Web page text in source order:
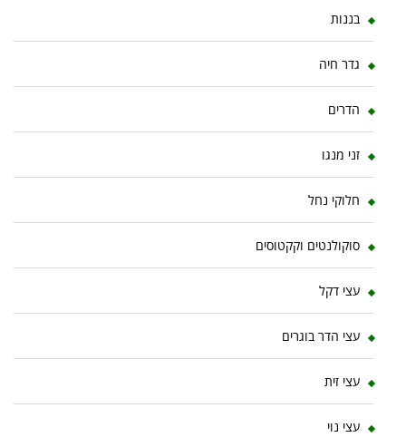
בננות
גדר חיה
הדרים
זני מנגו
חלוקי נחל
סוקולנטים וקקטוסים
עצי דקל
עצי הדר בוגרים
עצי זית
עצי נוי